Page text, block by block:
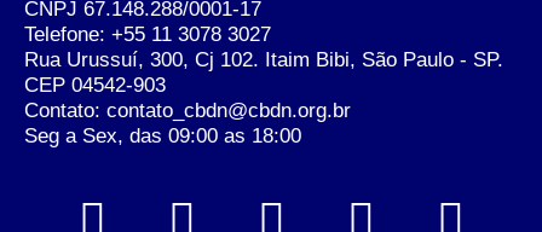
CNPJ 67.148.288/0001-17
Telefone: +55 11 3078 3027
Rua Urussuí, 300, Cj 102. Itaim Bibi, São Paulo - SP.
CEP 04542-903
Contato: contato_cbdn@cbdn.org.br
Seg a Sex, das 09:00 as 18:00